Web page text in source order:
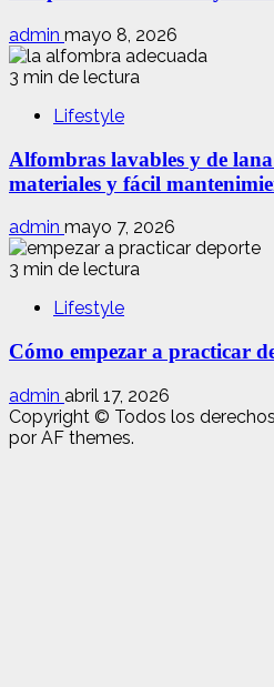
admin mayo 8, 2026
3 min de lectura
Lifestyle
Alfombras lavables y de
materiales y fácil
admin mayo 7, 2026
3 min de lectura
Lifestyle
Cómo empezar a practicar
admin abril 17, 2026
Copyright © Todos los
por AF themes.